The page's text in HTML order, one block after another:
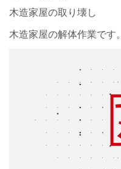
木造家屋の取り壊し
木造家屋の解体作業です。